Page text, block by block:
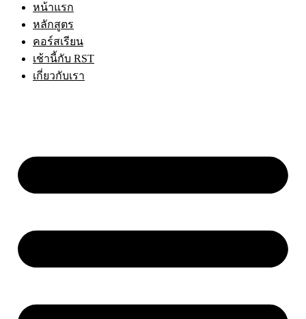
หน้าแรก
หลักสูตร
คอร์สเรียน
เช้านี้กับ RST
เกี่ยวกับเรา